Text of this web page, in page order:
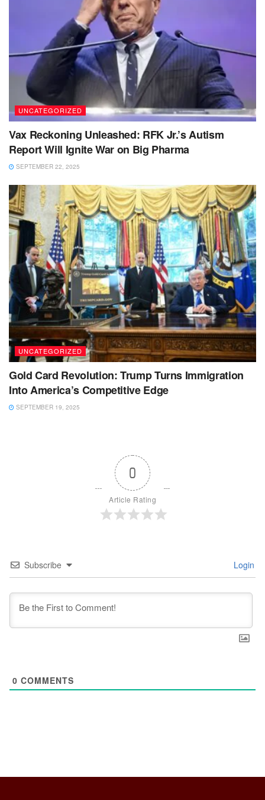
UNCATEGORIZED
Vax Reckoning Unleashed: RFK Jr.’s Autism
Report Will Ignite War on Big Pharma
SEPTEMBER 22, 2025
UNCATEGORIZED
Gold Card Revolution: Trump Turns Immigration
Into America’s Competitive Edge
SEPTEMBER 19, 2025
0
Article Rating
Subscribe Login
0 COMMENTS